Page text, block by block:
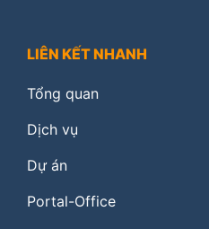
LIÊN KẾT NHANH
Tổng quan
Dịch vụ
Dự án
Portal-Office